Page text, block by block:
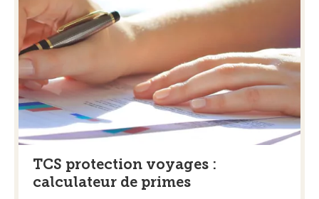
TCS protection voyages :
calculateur de primes